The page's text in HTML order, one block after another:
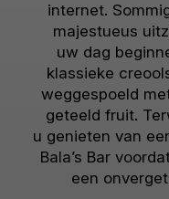
internet.
majestueus
uw dag
klassieke
weggespoeld
geteeld fruit.
u genieten van
Bala’s Bar
een